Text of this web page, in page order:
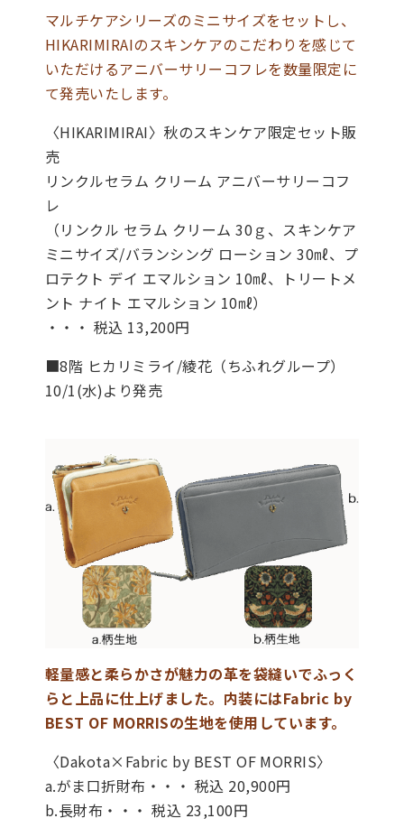
マルチケアシリーズのミニサイズをセットし、
HIKARIMIRAIのスキンケアのこだわりを感じて
いただけるアニバーサリーコフレを数量限定に
て発売いたします。
〈HIKARIMIRAI〉秋のスキンケア限定セット販
売
リンクルセラム クリーム アニバーサリーコフ
レ
（リンクル セラム クリーム 30ｇ、スキンケア
ミニサイズ/バランシング ローション 30㎖、プ
ロテクト デイ エマルション 10㎖、トリートメ
ント ナイト エマルション 10㎖）
・・・ 税込 13,200円
■8階 ヒカリミライ/綾花（ちふれグループ）
10/1(水)より発売
軽量感と柔らかさが魅力の革を袋縫いでふっく
らと上品に仕上げました。内装にはFabric by
BEST OF MORRISの生地を使用しています。
〈Dakota×Fabric by BEST OF MORRIS〉
a.がま口折財布・・・ 税込 20,900円
b.長財布・・・ 税込 23,100円